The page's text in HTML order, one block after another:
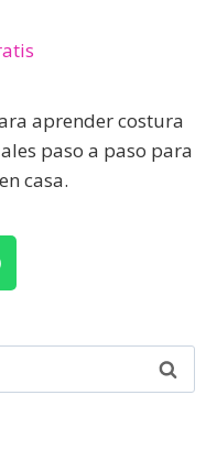
aprender costura
paso a paso para
casa.